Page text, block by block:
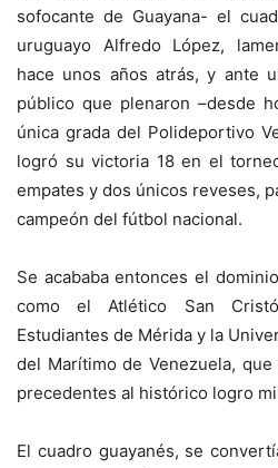
sofocante de Guayana- el
uruguayo Alfredo López,
hace unos años atrás, y ante
público que plenaron –desde
única grada del Polideportivo
logró su victoria 18 en el
empates y dos únicos reveses,
campeón del fútbol nacional.
Se acababa entonces el
como el Atlético San
Estudiantes de Mérida y la
del Marítimo de Venezuela,
precedentes al histórico logro
El cuadro guayanés, se